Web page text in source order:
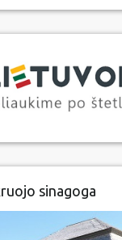
sinagoga